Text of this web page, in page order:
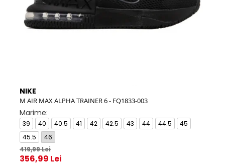
NIKE
M AIR MAX ALPHA TRAINER 6 - FQ1833-003
Marime:
39 40 40.5 41 42 42.5 43 44 44.5
45
45.5
46
419,99 Lei
356,99 Lei